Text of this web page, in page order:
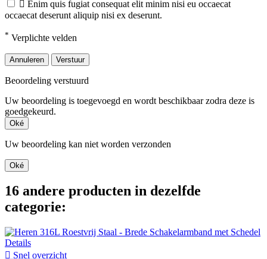
 Enim quis fugiat consequat elit minim nisi eu occaecat
occaecat deserunt aliquip nisi ex deserunt.
* Verplichte velden
Annuleren Verstuur
Beoordeling verstuurd
Uw beoordeling is toegevoegd en wordt beschikbaar zodra deze is
goedgekeurd.
Oké
Uw beoordeling kan niet worden verzonden
Oké
16 andere producten in dezelfde
categorie:
 Snel overzicht